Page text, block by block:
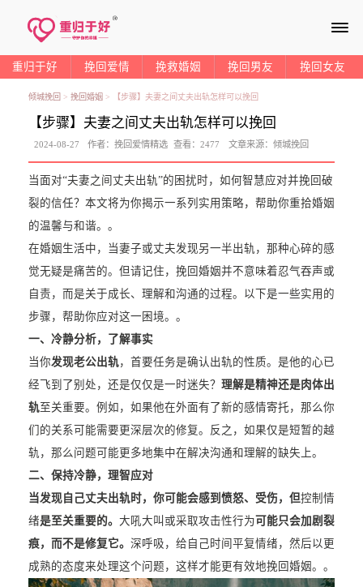
≡
重归于好 挽回爱情 挽救婚姻 挽回男友 挽回女友
倾城挽回 > 挽回婚姻 > 【步骤】夫妻之间丈夫出轨怎样可以挽回
【步骤】夫妻之间丈夫出轨怎样可以挽回
2024-08-27 作者：挽回爱情精选 查看：2477 文章来源： 倾城挽回
当面对“夫妻之间丈夫出轨”的困扰时，如何智慧应对并挽回破
裂的信任？本文将为你揭示一系列实用策略，帮助你重拾婚姻
的温馨与和谐。。
在婚姻生活中，当妻子或丈夫发现另一半出轨，那种心碎的感
觉无疑是痛苦的。但请记住，挽回婚姻并不意味着忍气吞声或
自责，而是关于成长、理解和沟通的过程。以下是一些实用的
步骤，帮助你应对这一困境。。
一、 冷静分析，了解事实
当你发现老公出轨，首要任务是确认出轨的性质。是他的心已
经飞到了别处，还是仅仅是一时迷失？ 理解是精神还是肉体出
轨至关重要。例如，如果他在外面有了新的感情寄托，那么你
们的关系可能需要更深层次的修复。反之，如果仅是短暂的越
轨，那么问题可能更多地集中在解决沟通和理解的缺失上。
二、 保持冷静，理智应对
当发现自己丈夫出轨时，你可能会感到愤怒、受伤，但控制情
绪是至关重要的。 大吼大叫或采取攻击性行为 可能只会加剧裂
痕，而不是修复它。 深呼吸，给自己时间平复情绪，然后以更
成熟的态度来处理这个问题，这样才能更有效地挽回婚姻。。